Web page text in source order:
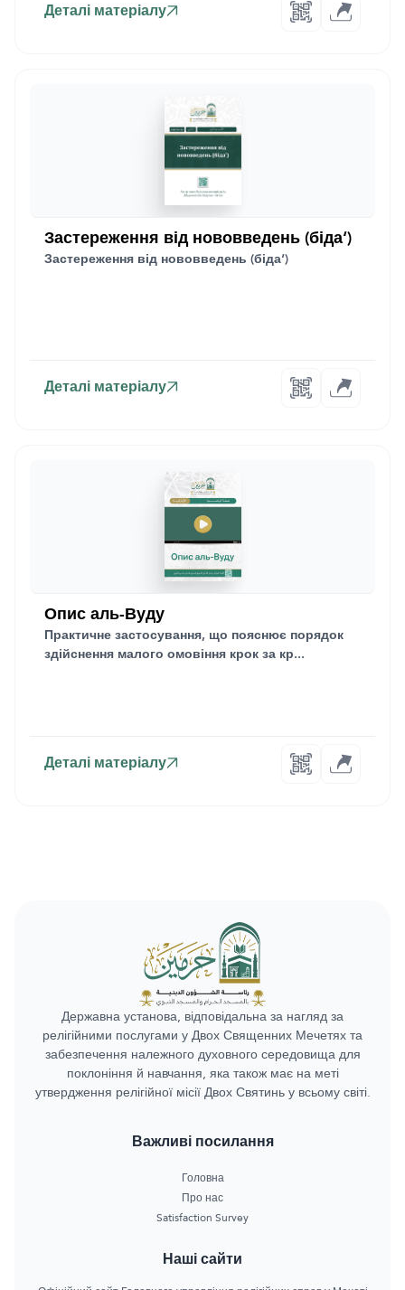
Деталі матеріалу
Застереження від нововведень (біда‘)
Застереження від нововведень (біда‘)
Деталі матеріалу
Опис аль-Вуду
Практичне застосування, що пояснює порядок
здійснення малого омовіння крок за кр...
Деталі матеріалу
Державна установа, відповідальна за нагляд за
релігійними послугами у Двох Священних Мечетях та
забезпечення належного духовного середовища для
поклоніння й навчання, яка також має на меті
утвердження релігійної місії Двох Святинь у всьому світі.
Важливі посилання
Головна
Про нас
Satisfaction Survey
Наші сайти